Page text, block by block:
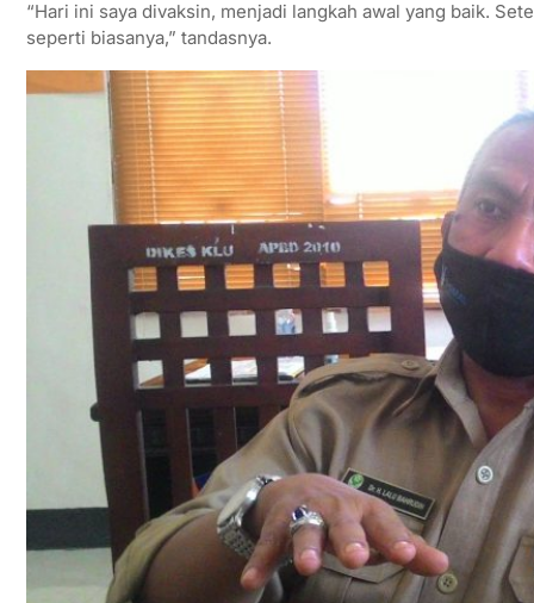
“Hari ini saya divaksin, menjadi langkah awal yang baik.
seperti biasanya,” tandasnya.